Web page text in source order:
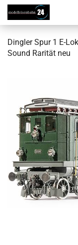
Ding­ler Spur 1 E-
Sound Ra­ri­tät neu